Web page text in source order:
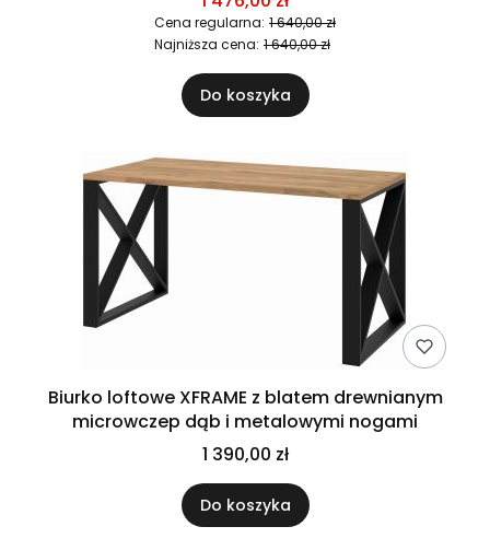
Cena regularna: 1 640,00 zł
Najniższa cena: 1 640,00 zł
Do koszyka
Biurko loftowe XFRAME z blatem drewnianym
microwczep dąb i metalowymi nogami
1 390,00 zł
Do koszyka